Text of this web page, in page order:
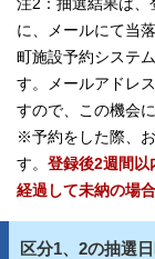
注2：抽選結果は、
に、メールにて当
町施設予約システ
す。メールアドレ
すので、この機会
※予約をした際、
す。 登録後2週間以
経過して未納の場
区分1、2の抽選